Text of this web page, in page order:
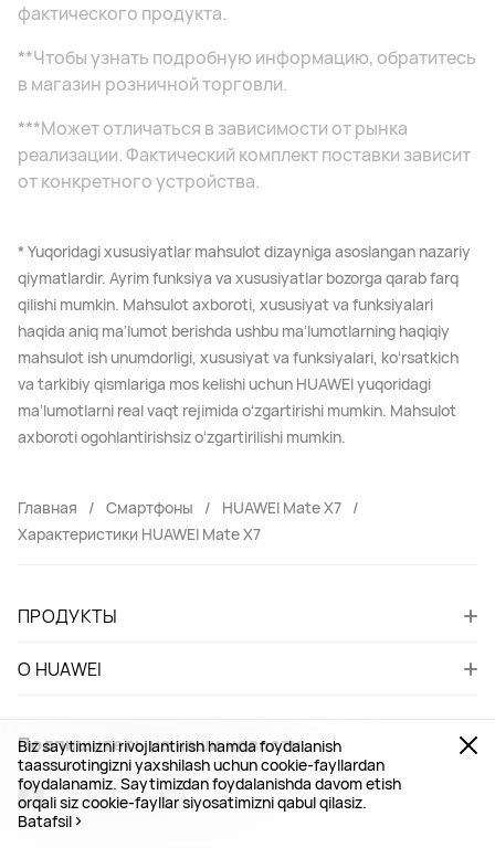
Biz saytimizni rivojlantirish hamda foydalanish
taassurotingizni yaxshilash uchun cookie-fayllardan
foydalanamiz. Saytimizdan foydalanishda davom etish
orqali siz cookie-fayllar siyosatimizni qabul qilasiz.
Batafsil
фактического продукта.
**Чтобы узнать подробную информацию, обратитесь
в магазин розничной торговли.
***Может отличаться в зависимости от рынка
реализации. Фактический комплект поставки зависит
от конкретного устройства.
* Yuqoridagi xususiyatlar mahsulot dizayniga asoslangan nazariy
qiymatlardir. Ayrim funksiya va xususiyatlar bozorga qarab farq
qilishi mumkin. Mahsulot axboroti, xususiyat va funksiyalari
haqida aniq maʼlumot berishda ushbu maʼlumotlarning haqiqiy
mahsulot ish unumdorligi, xususiyat va funksiyalari, koʻrsatkich
va tarkibiy qismlariga mos kelishi uchun HUAWEI yuqoridagi
maʼlumotlarni real vaqt rejimida oʻzgartirishi mumkin. Mahsulot
axboroti ogohlantirishsiz oʻzgartirilishi mumkin.
Главная Смартфоны
HUAWEI Mate X7
Характеристики HUAWEI Mate X7
ПРОДУКТЫ
О HUAWEI
Подпишитесь на наши новости